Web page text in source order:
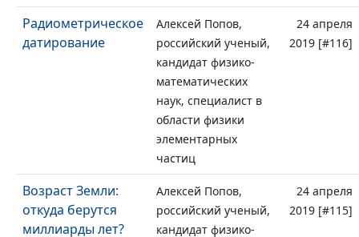
Радиометрическое
датирование
Алексей Попов,
российский ученый,
кандидат физико-
математических
наук, специалист в
области физики
элементарных
частиц
24 апреля
2019 [#116]
Возраст Земли:
откуда берутся
миллиарды лет?
Алексей Попов,
российский ученый,
кандидат физико-
24 апреля
2019 [#115]